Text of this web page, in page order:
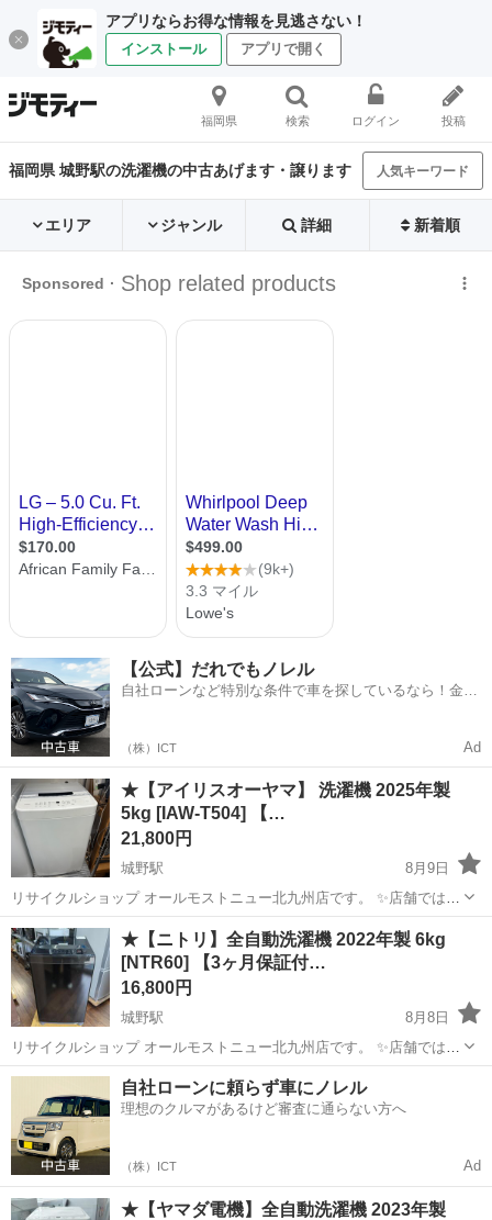
アプリならお得な情報を見逃さない！
インストール アプリで開く
福岡県 検索 ログイン 投稿
福岡県 城野駅の洗濯機の中古あげます・譲ります 人気キーワード
エリア ジャンル 詳細 新着順
【公式】だれでもノレル
自社ローンなど特別な条件で車を探しているなら！金利
（株）ICT Ad
★【アイリスオーヤマ】 洗濯機 2025年製
5kg [IAW-T504] 【…
21,800円
城野駅
8月9日
リサイクルショップ オールモストニュー北九州店です。 ✨️店舗では、
期間限定でネット表示価格よりも特別割引をしている商品もございま
す!! 気になっている商品がありましまら、是非ご来店いただくかお問
い合わせ下さいませ!! ...
福岡 北九州市 城野駅 生活家電 商品
★【ニトリ】全自動洗濯機 2022年製 6kg
[NTR60] 【3ヶ月保証付…
16,800円
城野駅
8月8日
リサイクルショップ オールモストニュー北九州店です。 ✨️店舗では、
期間限定でネット表示価格よりも特別割引をしている商品もございま
す!! 気になっている商品がありましまら、是非ご来店いただくかお問
い合わせ下さいませ!! ...
福岡 北九州市 生活家電
自社ローンに頼らず車にノレル
理想のクルマがあるけど審査に通らない方へ
（株）ICT Ad
★【ヤマダ電機】全自動洗濯機 2023年製